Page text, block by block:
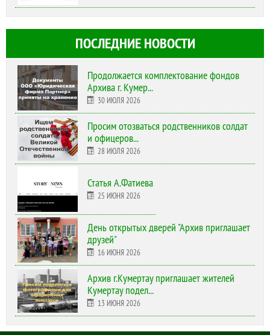
ПОСЛЕДНИЕ НОВОСТИ
Продолжается комплектование фондов
Архива г. Кумер...
30 ИЮЛЯ 2026
Просим отозваться родственников солдат
и офицеров...
28 ИЮЛЯ 2026
Статья А.Фатиева
25 ИЮНЯ 2026
День открытых дверей "Архив приглашает
друзей"
16 ИЮНЯ 2026
Архив г.Кумертау приглашает жителей
Кумертау подел...
13 ИЮНЯ 2026